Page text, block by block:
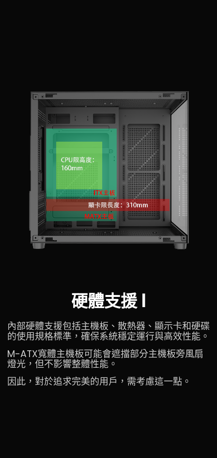
硬體支援 I
內部硬體支援包括主機板、散熱器、顯示卡和硬碟
的使用規格標準，確保系統穩定運行與高效性能。
M-ATX寬體主機板可能會遮擋部分主機板旁風扇
燈光，但不影響整體性能。
因此，對於追求完美的用戶，需考慮這一點。